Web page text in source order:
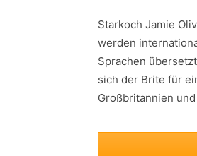
Starkoch Jamie
werden
Sprachen
sich der Brite für
Großbritannien